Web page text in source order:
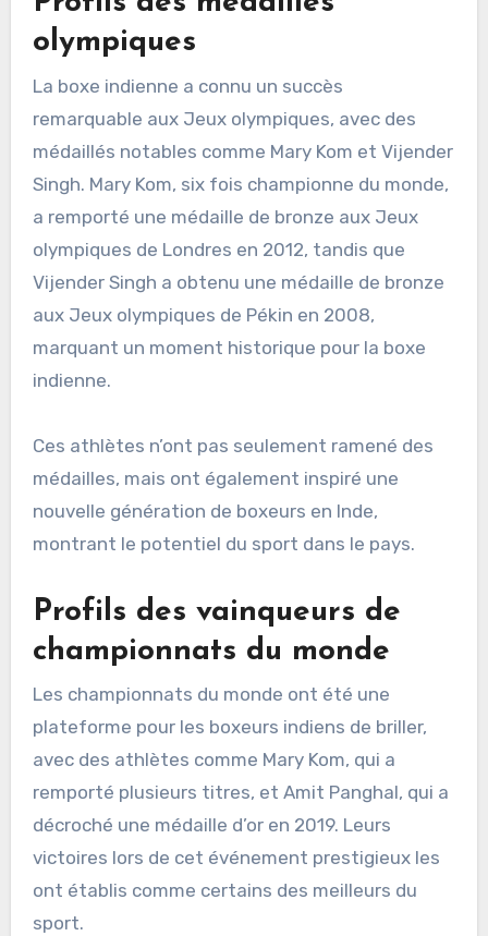
olympiques
La boxe indienne a connu un succès
remarquable aux Jeux olympiques, avec des
médaillés notables comme Mary Kom et Vijender
Singh. Mary Kom, six fois championne du monde,
a remporté une médaille de bronze aux Jeux
olympiques de Londres en 2012, tandis que
Vijender Singh a obtenu une médaille de bronze
aux Jeux olympiques de Pékin en 2008,
marquant un moment historique pour la boxe
indienne.
Ces athlètes n’ont pas seulement ramené des
médailles, mais ont également inspiré une
nouvelle génération de boxeurs en Inde,
montrant le potentiel du sport dans le pays.
Profils des vainqueurs de
championnats du monde
Les championnats du monde ont été une
plateforme pour les boxeurs indiens de briller,
avec des athlètes comme Mary Kom, qui a
remporté plusieurs titres, et Amit Panghal, qui a
décroché une médaille d’or en 2019. Leurs
victoires lors de cet événement prestigieux les
ont établis comme certains des meilleurs du
sport.